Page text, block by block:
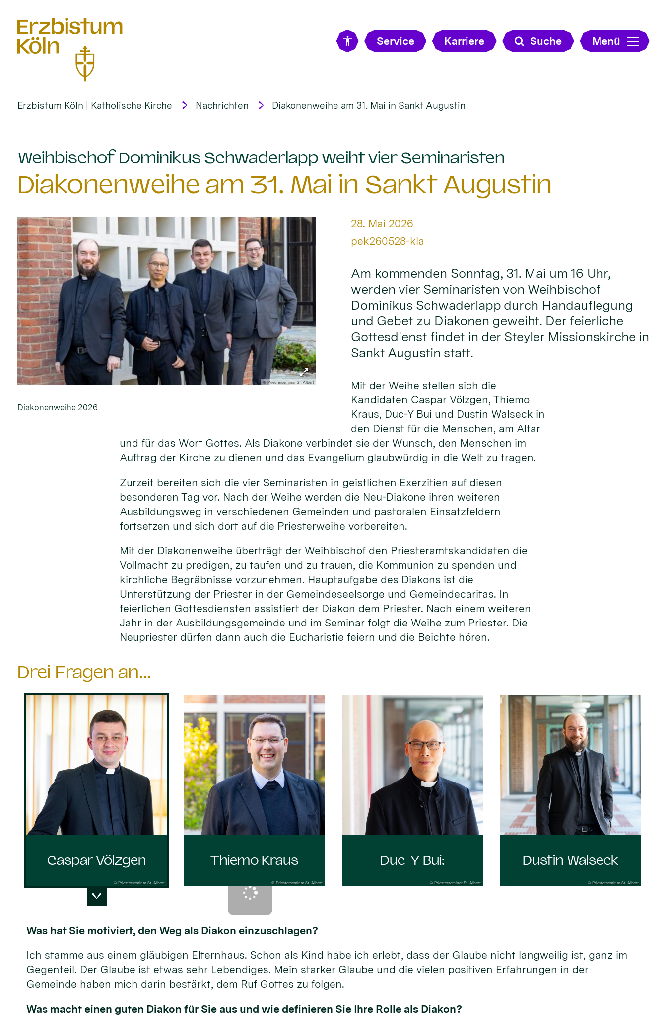
Service Karriere Suche Menü
Erzbistum Köln | Katholische Kirche Nachrichten Diakonenweihe am 31. Mai in Sankt Augustin
Weihbischof Dominikus Schwaderlapp weiht vier Seminaristen
Diakonenweihe am 31. Mai in Sankt Augustin
© Priesterseminar St. Albert
Diakonenweihe 2026
Datum:
28. Mai 2026
Von:
pek260528-kla
Am kommenden Sonntag, 31. Mai um 16 Uhr,
werden vier Seminaristen von Weihbischof
Dominikus Schwaderlapp durch Handauflegung
und Gebet zu Diakonen geweiht. Der feierliche
Gottesdienst findet in der Steyler Missionskirche in
Sankt Augustin statt.
Mit der Weihe stellen sich die
Kandidaten Caspar Völzgen, Thiemo
Kraus, Duc-Y Bui und Dustin Walseck in
den Dienst für die Men­schen, am Altar
und für das Wort Gottes. Als Diakone verbindet sie der Wunsch, den Menschen im
Auftrag der Kirche zu dienen und das Evangelium glaubwürdig in die Welt zu tragen.
Zurzeit bereiten sich die vier Seminaristen in geistlichen Exerzitien auf diesen
besonderen Tag vor. Nach der Weihe werden die Neu-Diakone ihren weiteren
Ausbildungsweg in verschiedenen Gemeinden und pastoralen Einsatzfeldern
fortsetzen und sich dort auf die Priesterweihe vorbereiten.
Mit der Diakonenweihe überträgt der Weihbischof den Priesteramtskandidaten die
Vollmacht zu predigen, zu taufen und zu trauen, die Kommunion zu spenden und
kirchliche Begräbnisse vorzunehmen. Hauptaufgabe des Diakons ist die
Unterstützung der Priester in der Gemeindeseelsorge und Gemeindecaritas. In
feierlichen Gottesdiensten assistiert der Diakon dem Priester. Nach einem weiteren
Jahr in der Ausbildungsgemeinde und im Seminar folgt die Weihe zum Priester. Die
Neupriester dürfen dann auch die Eucharistie feiern und die Beichte hören.
Drei Fragen an...
Caspar Völzgen
© Priesterseminar St. Albert
Was hat Sie motiviert, den Weg als Diakon einzuschlagen?
Ich stamme aus einem gläubigen Elternhaus. Schon als Kind habe ich erlebt, dass der Glaube nicht langweilig ist, ganz im
Gegenteil. Der Glaube ist etwas sehr Lebendiges. Mein starker Glaube und die vielen positiven Erfahrungen in der
Gemeinde haben mich darin bestärkt, dem Ruf Gottes zu folgen.
Was macht einen guten Diakon für Sie aus und wie definieren Sie Ihre Rolle als Diakon?
Thiemo Kraus
© Priesterseminar St. Albert
Duc-Y Bui:
© Priesterseminar St. Albert
Dustin Walseck
© Priesterseminar St. Albert